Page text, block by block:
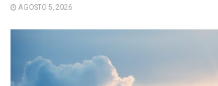
AGOSTO 5, 2026